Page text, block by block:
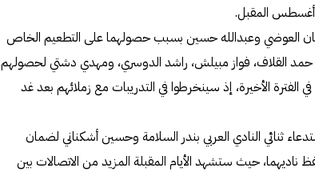
العوضي وعبدالله حسين بسبب حصولهما على التطعيم الخاص
حمد القلاف، فواز مبيلش، راشد الدوسري، ومهدي دشتي لحصولهم
الأخيرة، إذ سينخرطوا في التدريبات مع زملائهم بعد غد
ثنائي النادي العربي بندر السلامة وحسين أشكناني لضمان
ناديهما، حيث ستشهد الأيام المقبلة المزيد من الاتصالات بين